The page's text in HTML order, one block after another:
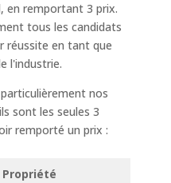
en remportant 3 prix.
tous les candidats
réussite en tant que
l'industrie.
nos
sont les seules 3
remporté un prix :
Propriété